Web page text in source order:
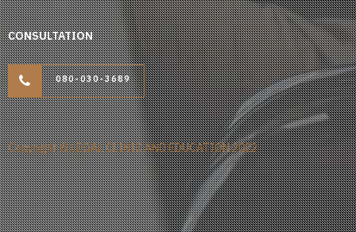
CONSULTATION
080-030-3689
Copyright © LEGAL CLINIC AND EDUCATION 2022